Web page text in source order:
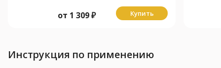
от 1 309₽ Купить
Инструкция по применению